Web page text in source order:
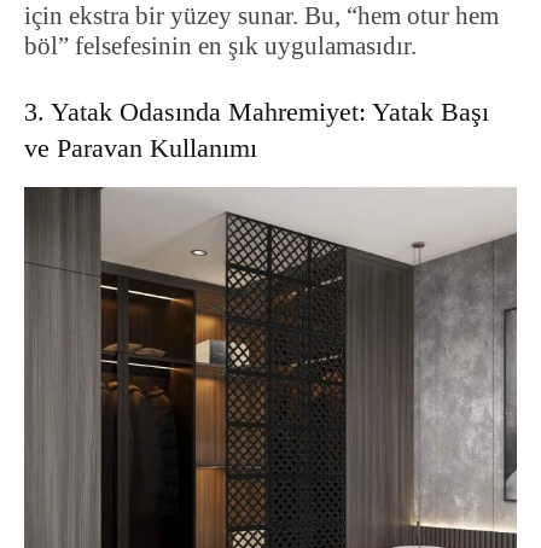
için ekstra bir yüzey sunar. Bu, “hem otur hem
böl” felsefesinin en şık uygulamasıdır.
3. Yatak Odasında Mahremiyet: Yatak Başı
ve Paravan Kullanımı